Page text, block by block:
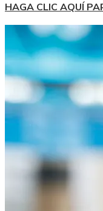
HAGA CLIC AQUÍ